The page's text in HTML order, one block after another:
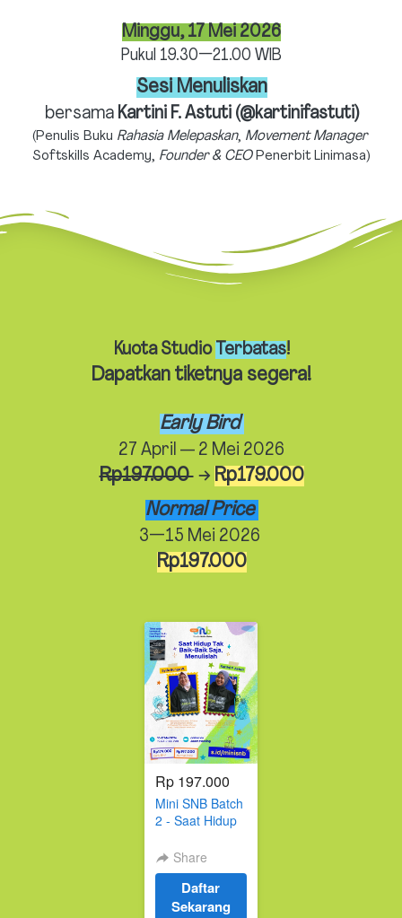
Minggu, 17 Mei 2026
Pukul 19.30—21.00 WIB
Sesi Menuliskan
bersama Kartini F. Astuti (@kartinifastuti)
(Penulis Buku Rahasia Melepaskan, Movement Manager
Softskills Academy, Founder & CEO Penerbit Linimasa)
Kuota Studio Terbatas!
Dapatkan tiketnya segera!
Early Bird
27 April — 2 Mei 2026
Rp197.000 → Rp179.000
Normal Price
3—15 Mei 2026
Rp197.000
Rp 197.000
Mini SNB Batch
2 - Saat Hidup
Saja,
Menulislah ...
Share
Daftar
Sekarang